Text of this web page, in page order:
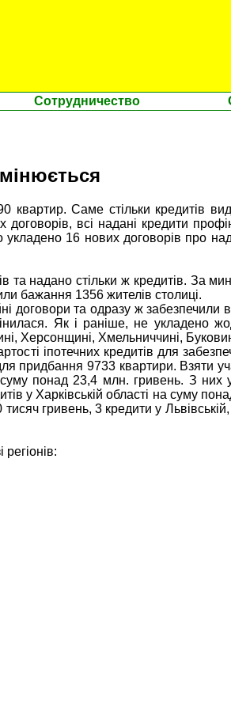
Сотрудничество
Саме стільки кредитів
договорів, всі надані кредити
16 нових договорів про
та надано стільки ж кредитів. За
бажання 1356 жителів столиці.
договори та одразу ж
Як і раніше, не укладено
Херсонщині, Хмельниччині,
іпотечних кредитів для
придбання 9733 квартири. Взяти
понад 23,4 млн. гривень. З
у Харківській області на суму
гривень, 3 кредити у